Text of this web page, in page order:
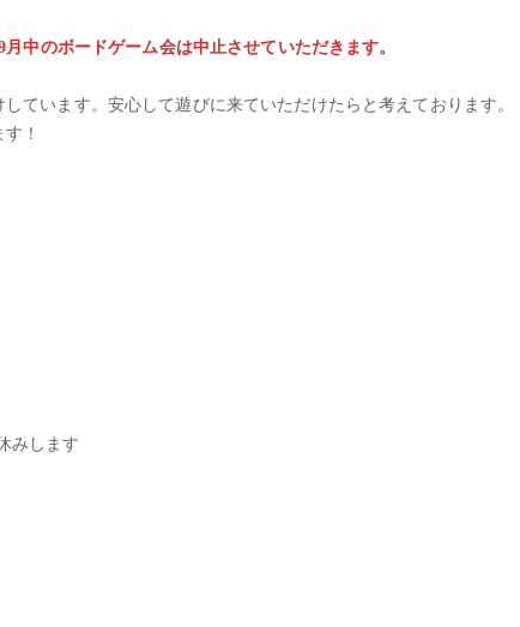
月中のボードゲーム会は中止させていただきます。
ています。安心して遊びに来ていただけたらと考えております。
！
みします